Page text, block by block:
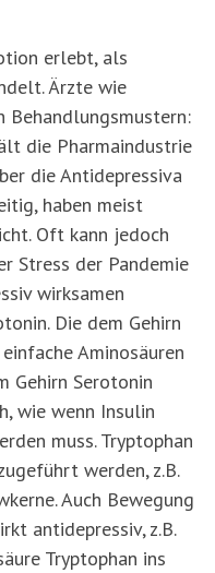
erlebt, als
Ärzte wie
Behandlungsmustern:
die Pharmaindustrie
die Antidepressiva
haben meist
Oft kann jedoch
Stress der Pandemie
wirksamen
Die dem Gehirn
Aminosäuren
Gehirn Serotonin
wie wenn Insulin
muss. Tryptophan
werden, z.B.
Auch Bewegung
antidepressiv, z.B.
Tryptophan ins